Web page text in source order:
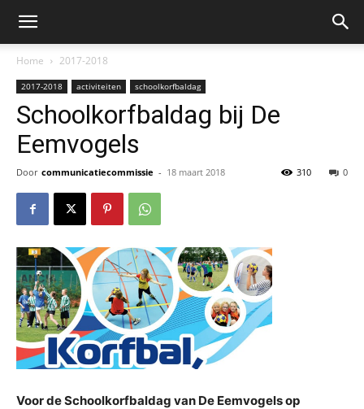
Home 2017-2018
2017-2018 activiteiten schoolkorfbaldag
Schoolkorfbaldag bij De
Eemvogels
Door communicatiecommissie - 18 maart 2018 0
310
Voor de Schoolkorfbaldag van De Eemvogels op